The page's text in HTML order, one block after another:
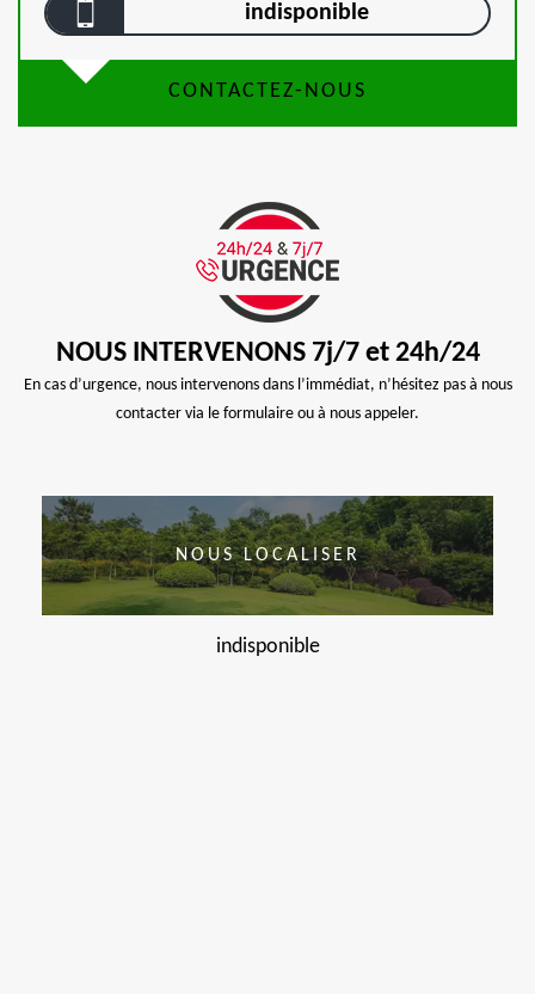
indisponible
CONTACTEZ-NOUS
NOUS INTERVENONS 7j/7 et 24h/24
En cas d’urgence, nous intervenons dans l’immédiat, n’hésitez pas à nous
contacter via le formulaire ou à nous appeler.
NOUS LOCALISER
indisponible